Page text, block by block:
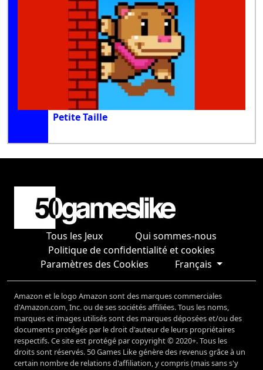
Petite Taille
Tous les Jeux
Qui sommes-nous
Politique de confidentialité et cookies
Paramètres des Cookies
Français
Amazon et le logo Amazon sont des marques commerciales
d'Amazon.com, Inc. ou de ses sociétés affiliées. Tous les noms,
marques et images utilisés sont des marques déposées et/ou des
documents protégés par le droit d'auteur de leurs propriétaires
respectifs. Ce site est protégé par copyright © 2020+. Tous les
droits sont réservés. 50 Games Like génère des revenus grâce à un
certain nombre de relations d'affiliation, y compris (mais sans s'y